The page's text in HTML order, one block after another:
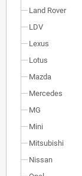
Land Rover
LDV
Lexus
Lotus
Mazda
Mercedes
MG
Mini
Mitsubishi
Nissan